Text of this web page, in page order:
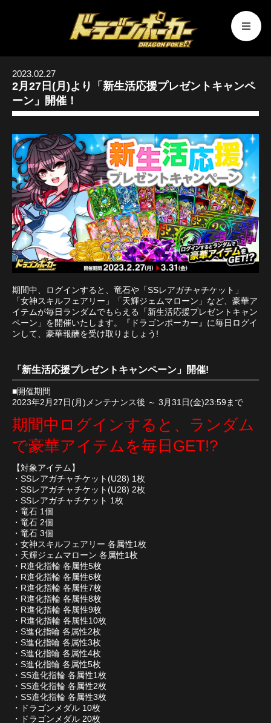
2023.02.27
2月27日(月)より「新生活応援プレゼントキャンペ
ーン」開催！
期間中、ログインすると、竜石や「SSレアガチャチケット」
「女神スキルフェアリー」「天輝ジェムマローン」など、豪華ア
イテムが毎日ランダムでもらえる「新生活応援プレゼントキャン
ペーン」を開催いたします。『ドラゴンポーカー』に毎日ログイ
ンして、豪華報酬を受け取りましょう!
「新生活応援プレゼントキャンペーン」開催!
■開催期間
2023年2月27日(月)メンテナンス後 ～ 3月31日(金)23:59まで
期間中ログインすると、ランダム
で豪華アイテムを毎日GET!?
【対象アイテム】
・SSレアガチャチケット(U28) 1枚
・SSレアガチャチケット(U28) 2枚
・SSレアガチャチケット 1枚
・竜石 1個
・竜石 2個
・竜石 3個
・女神スキルフェアリー 各属性1枚
・天輝ジェムマローン 各属性1枚
・R進化指輪 各属性5枚
・R進化指輪 各属性6枚
・R進化指輪 各属性7枚
・R進化指輪 各属性8枚
・R進化指輪 各属性9枚
・R進化指輪 各属性10枚
・S進化指輪 各属性2枚
・S進化指輪 各属性3枚
・S進化指輪 各属性4枚
・S進化指輪 各属性5枚
・SS進化指輪 各属性1枚
・SS進化指輪 各属性2枚
・SS進化指輪 各属性3枚
・ドラゴンメダル 10枚
・ドラゴンメダル 20枚